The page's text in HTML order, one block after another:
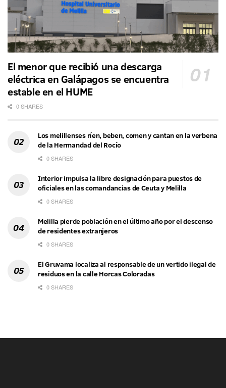
El menor que recibió una descarga
eléctrica en Galápagos se encuentra
estable en el HUME
0 SHARES
Los melillenses ríen, beben, comen y cantan en la verbena
de la Hermandad del Rocío
0 SHARES
Interior impulsa la libre designación para puestos de
oficiales en las comandancias de Ceuta y Melilla
0 SHARES
Melilla pierde población en el último año por el descenso
de residentes extranjeros
0 SHARES
El Gruvama localiza al responsable de un vertido ilegal de
residuos en la calle Horcas Coloradas
0 SHARES